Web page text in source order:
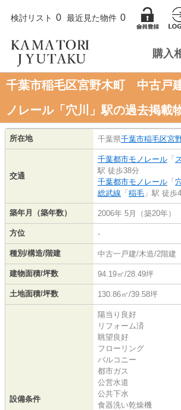
検討リスト 0 最近見た物件 0
購入
千葉市稲毛区宮野木町 中古戸
ノレール「穴川」駅の過去掲載
所在地 千葉県千葉市稲毛区宮
交通
千葉都市モノレール 「
駅 徒歩38分
千葉都市モノレール 「
総武線 「 稲毛 」駅 徒歩
築年月（築年数） 2006年 5月（築20年）
方位 -
種別/構造/階建 中古一戸建/木造/2階建
建物面積/坪数 94.19㎡/28.49坪
土地面積/坪数 130.86㎡/39.58坪
設備条件
陽当り良好
リフォーム済
眺望良好
フローリング
バルコニー
都市ガス
公営水道
公共下水
食器洗い乾燥機